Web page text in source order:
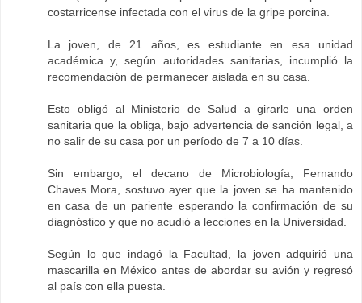
costarricense infectada con el virus de la gripe porcina.
La joven, de 21 años, es estudiante en esa unidad
académica y, según autoridades sanitarias, incumplió la
recomendación de permanecer aislada en su casa.
Esto obligó al Ministerio de Salud a girarle una orden
sanitaria que la obliga, bajo advertencia de sanción legal, a
no salir de su casa por un período de 7 a 10 días.
Sin embargo, el decano de Microbiología, Fernando
Chaves Mora, sostuvo ayer que la joven se ha mantenido
en casa de un pariente esperando la confirmación de su
diagnóstico y que no acudió a lecciones en la Universidad.
Según lo que indagó la Facultad, la joven adquirió una
mascarilla en México antes de abordar su avión y regresó
al país con ella puesta.